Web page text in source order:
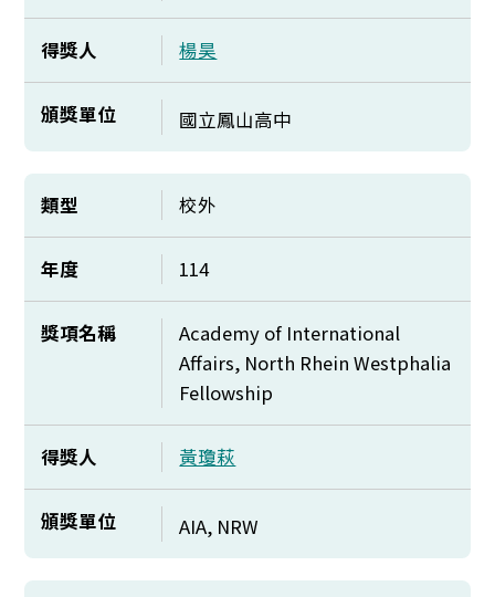
得獎人 楊昊
頒獎單位 國立鳳山高中
類型 校外
年度 114
獎項名稱
Academy of International
Affairs, North Rhein Westphalia
Fellowship
得獎人 黃瓊萩
頒獎單位 AIA, NRW